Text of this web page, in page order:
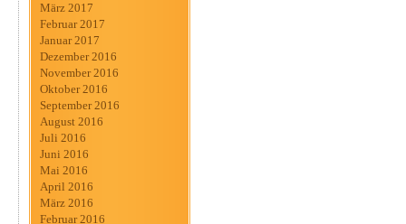
März 2017
Februar 2017
Januar 2017
Dezember 2016
November 2016
Oktober 2016
September 2016
August 2016
Juli 2016
Juni 2016
Mai 2016
April 2016
März 2016
Februar 2016